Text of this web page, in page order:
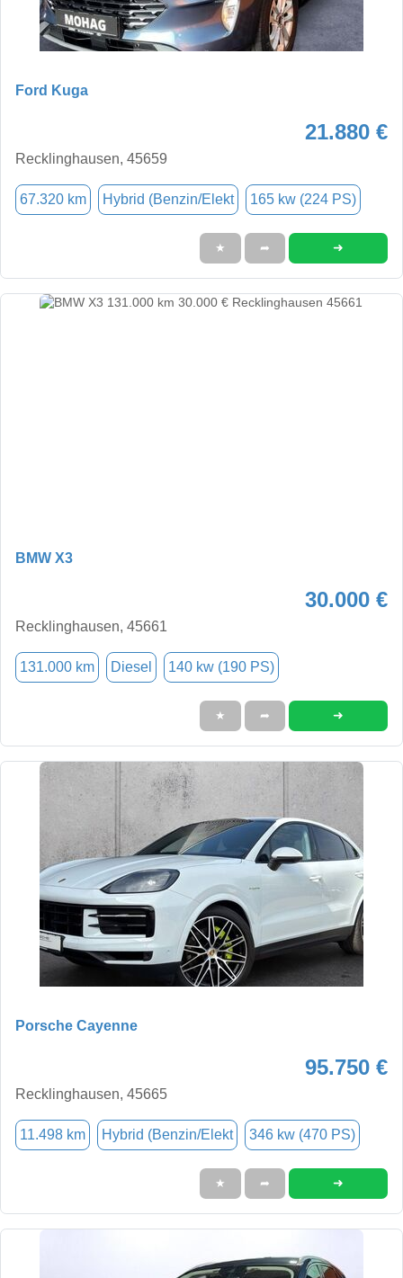
Ford Kuga
21.880 €
Recklinghausen, 45659
67.320 km Hybrid (Benzin/Elekt 165 kw (224 PS)
★ ➦ ➜
BMW X3
30.000 €
Recklinghausen, 45661
131.000 km Diesel 140 kw (190 PS)
★ ➦ ➜
Porsche Cayenne
95.750 €
Recklinghausen, 45665
11.498 km Hybrid (Benzin/Elekt 346 kw (470 PS)
★ ➦ ➜